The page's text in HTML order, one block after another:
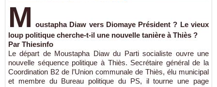
M oustapha Diaw vers Diomaye Président ? Le vieux
loup politique cherche-t-il une nouvelle tanière à Thiès ?
Par Thiesinfo
Le départ de Moustapha Diaw du Parti socialiste ouvre une
nouvelle séquence politique à Thiès. Secrétaire général de la
Coordination B2 de l’Union communale de Thiès, élu municipal
et membre du Bureau politique du PS, il tourne une page